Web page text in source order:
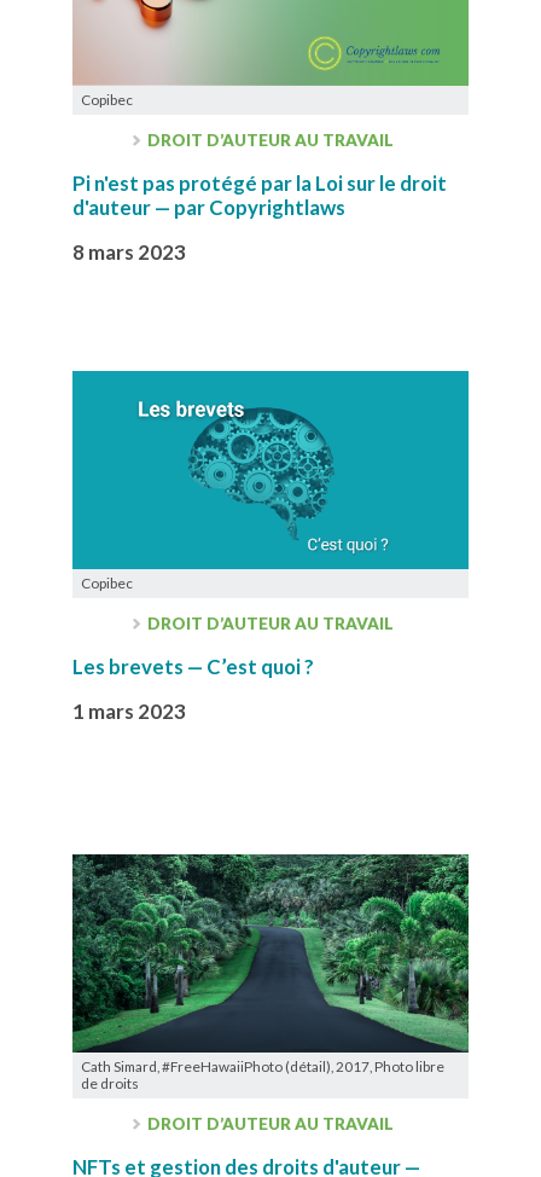
Copibec
DROIT D’AUTEUR AU TRAVAIL
Pi n'est pas protégé par la Loi sur le droit
d'auteur — par Copyrightlaws
8 mars 2023
Copibec
DROIT D’AUTEUR AU TRAVAIL
Les brevets — C’est quoi ?
1 mars 2023
Cath Simard, #FreeHawaiiPhoto (détail), 2017, Photo libre
de droits
DROIT D’AUTEUR AU TRAVAIL
NFTs et gestion des droits d'auteur —